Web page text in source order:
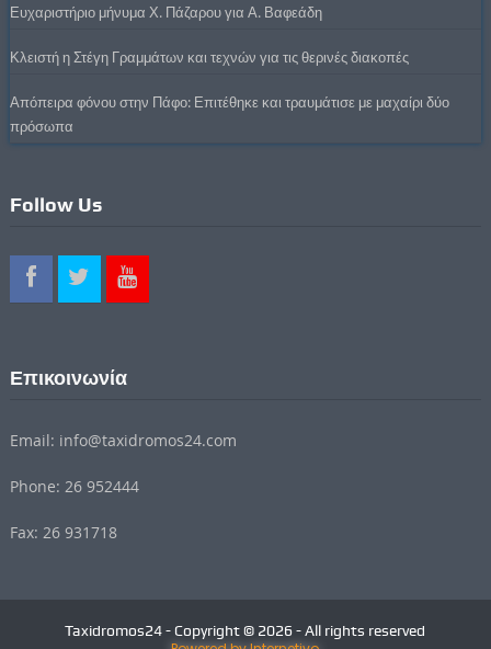
Ευχαριστήριο μήνυμα Χ. Πάζαρου για Α. Βαφεάδη
Κλειστή η Στέγη Γραμμάτων και τεχνών για τις θερινές διακοπές
Απόπειρα φόνου στην Πάφο: Επιτέθηκε και τραυμάτισε με μαχαίρι δύο
πρόσωπα
Follow Us
Επικοινωνία
Email: info@taxidromos24.com
Phone: 26 952444
Fax: 26 931718
Taxidromos24 - Copyright © 2026 - All rights reserved